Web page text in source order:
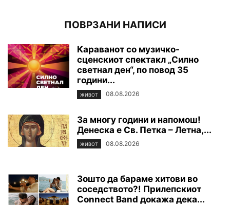
ПОВРЗАНИ НАПИСИ
Караванот со музичко-
сценскиот спектакл „Силно
светнал ден“, по повод 35
години...
ЖИВОТ 08.08.2026
За многу години и напомош!
Денеска е Св. Петка – Летна,...
ЖИВОТ 08.08.2026
Зошто да бараме хитови во
соседството?! Прилепскиот
Connect Band докажа дека...